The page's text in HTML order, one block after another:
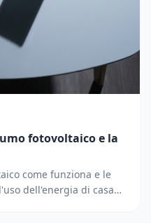
fotovoltaico e la
come funziona e le
dell'energia di casa